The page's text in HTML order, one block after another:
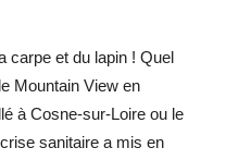
carpe et du lapin ! Quel
Mountain View en
à Cosne-sur-Loire ou le
sanitaire a mis en